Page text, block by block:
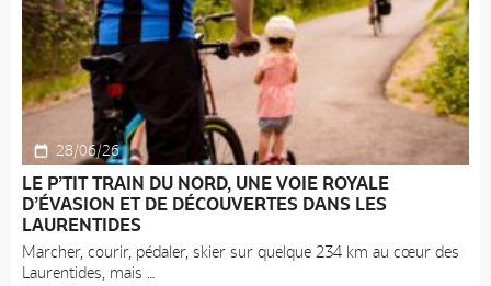
28/06/26
LE P’TIT TRAIN DU NORD, UNE VOIE ROYALE
D’ÉVASION ET DE DÉCOUVERTES DANS LES
LAURENTIDES
Marcher, courir, pédaler, skier sur quelque 234 km au cœur des
Laurentides, mais